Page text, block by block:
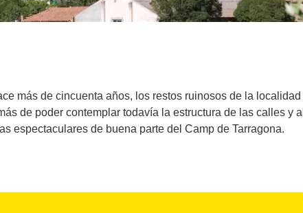
más de cincuenta años, los restos ruinosos de la
de poder contemplar todavía la estructura de las calles y
espectaculares de buena parte del Camp de Tarragona.